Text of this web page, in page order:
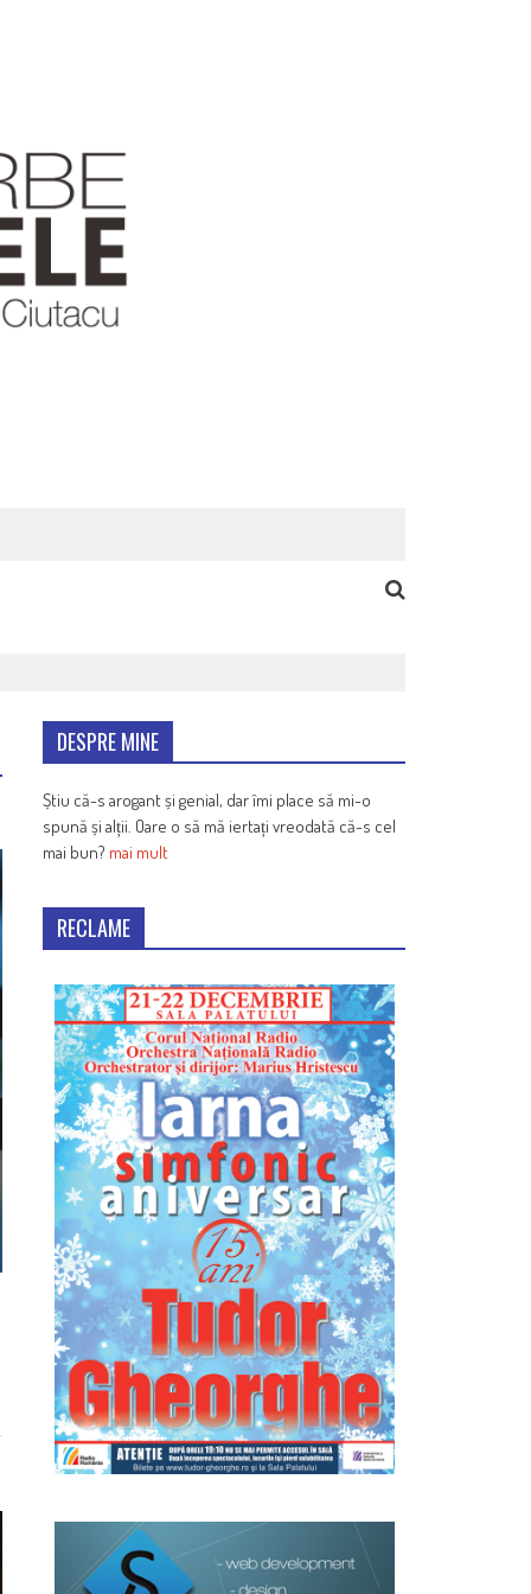
DESPRE MINE
Știu că-s arogant și genial, dar îmi place să mi-o
spună și alții. Oare o să mă iertați vreodată că-s cel
mai bun? mai mult
RECLAME